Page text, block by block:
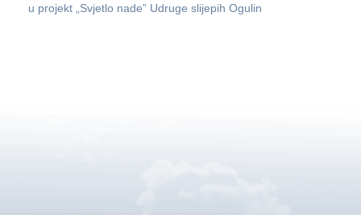
u projekt „Svjetlo nade” Udruge slijepih Ogulin